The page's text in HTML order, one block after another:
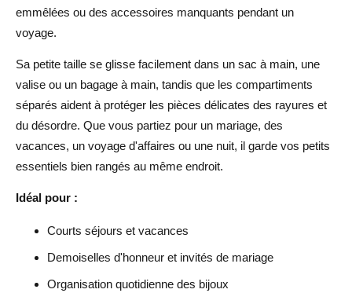
emmêlées ou des accessoires manquants pendant un
voyage.
Sa petite taille se glisse facilement dans un sac à main, une
valise ou un bagage à main, tandis que les compartiments
séparés aident à protéger les pièces délicates des rayures et
du désordre. Que vous partiez pour un mariage, des
vacances, un voyage d'affaires ou une nuit, il garde vos petits
essentiels bien rangés au même endroit.
Idéal pour :
Courts séjours et vacances
Demoiselles d'honneur et invités de mariage
Organisation quotidienne des bijoux